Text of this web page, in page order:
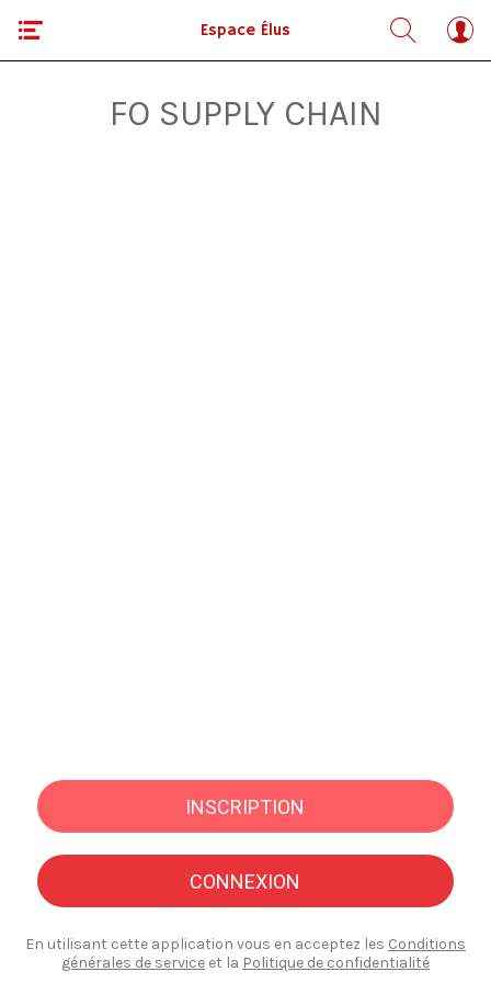
Espace Élus
FO SUPPLY CHAIN
INSCRIPTION
CONNEXION
En utilisant cette application vous en acceptez les Conditions
générales de service et la Politique de confidentialité